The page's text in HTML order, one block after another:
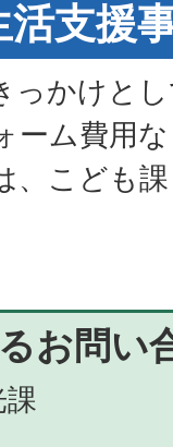
支援
っかけと
ーム費用
、こども
お問い